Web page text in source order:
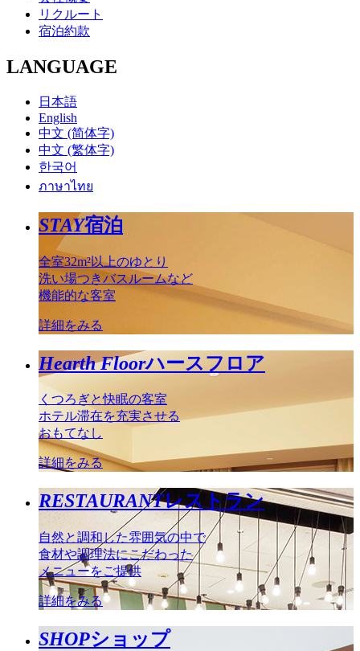
リクルート
宿泊約款
LANGUAGE
日本語
English
中文 (简体字)
中文 (繁体字)
한국어
ภาษาไทย
STAY宿泊
全室32m²以上のゆとり
洗い場つきバスルームなど
機能的な客室
詳細をみる
Hearth Floorハースフロア
くつろぎと快眠の客室
ホテル滞在を充実させる
おもてなし
詳細をみる
RESTAURANTレストラン
自然と調和した雰囲気の中で
食材や調理法にこだわった
メニューをご提供
詳細をみる
SHOPショップ